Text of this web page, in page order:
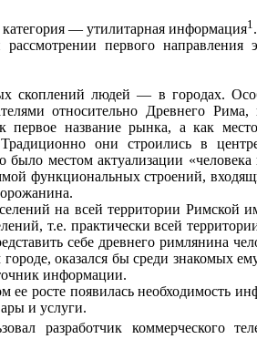
кате­гория — утилитарная информация1 .
первого
скопле­ний людей — в городах.
относительно Древ­него Рима,
название рынка, а как
они строились в
было местом актуализации «человека
функциональных стро­ений,
на всей территории Римской
т.е. практически всей территории
себе древнего римлянина
оказался бы среди знакомых
информации.
ее росте появилась необходимость
и услуги.
разработчик ком­мерческого